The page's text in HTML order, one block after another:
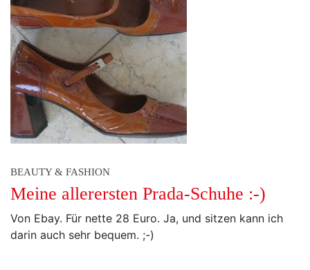
BEAUTY & FASHION
Meine allerersten Prada-Schuhe :-)
Von Ebay. Für nette 28 Euro. Ja, und sitzen kann ich
darin auch sehr bequem. ;-)